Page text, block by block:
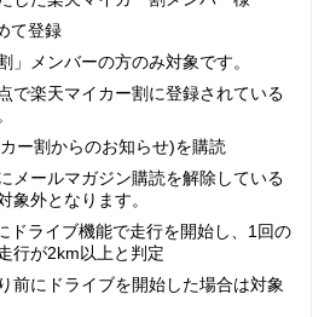
て登録
メンバーの方のみ対象です。
で楽天マイカー割に登録されている
ー割からのお知らせ)を購読
メールマガジン購読を解除している
象外となります。
ドライブ機能で走行を開始し、1回の
行が2km以上と判定
前にドライブを開始した場合は対象